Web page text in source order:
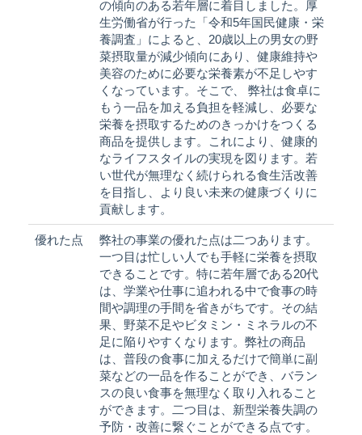
の傾向のある若年層に着目しました。厚
生労働省が行った「令和5年国民健康・栄
養調査」によると、20歳以上の男女の野
菜摂取量が減少傾向にあり、健康維持や
美容のために必要な栄養素が不足しやす
くなっています。そこで、 弊社は食卓に
もう一品を加える負担を軽減し、必要な
栄養を摂取するためのきっかけをつくる
商品を提供します。これにより、健康的
なライフスタイルの実現を図ります。若
い世代が無理なく続けられる食生活改善
を目指し、より良い未来の健康づくりに
貢献します。
優れた点
弊社の事業の優れた点は二つあります。
一つ目は忙しい人でも手軽に栄養を摂取
できることです。特に若年層である20代
は、学業や仕事に追われる中で食事の時
間や調理の手間を省きがちです。その結
果、野菜不足やビタミン・ミネラルの不
足に陥りやすくなります。弊社の商品
は、普段の食事に加えるだけで簡単に副
菜などの一品を作ることができ、バラン
スの良い食事を無理なく取り入れること
ができます。二つ目は、新型栄養失調の
予防・改善に繋ぐことができる点です。